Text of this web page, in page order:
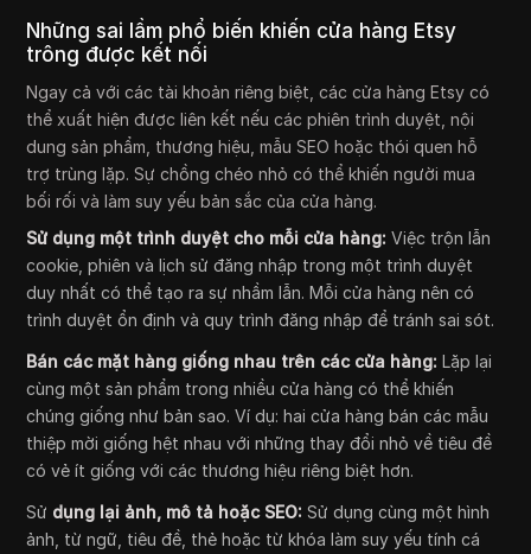
Những sai lầm phổ biến khiến cửa hàng Etsy
trông được kết nối
Ngay cả với các tài khoản riêng biệt, các cửa hàng Etsy có
thể xuất hiện được liên kết nếu các phiên trình duyệt, nội
dung sản phẩm, thương hiệu, mẫu SEO hoặc thói quen hỗ
trợ trùng lặp. Sự chồng chéo nhỏ có thể khiến người mua
bối rối và làm suy yếu bản sắc của cửa hàng.
Sử dụng một trình duyệt cho mỗi cửa hàng: Việc trộn lẫn
cookie, phiên và lịch sử đăng nhập trong một trình duyệt
duy nhất có thể tạo ra sự nhầm lẫn. Mỗi cửa hàng nên có
trình duyệt ổn định và quy trình đăng nhập để tránh sai sót.
Bán các mặt hàng giống nhau trên các cửa hàng: Lặp lại
cùng một sản phẩm trong nhiều cửa hàng có thể khiến
chúng giống như bản sao. Ví dụ: hai cửa hàng bán các mẫu
thiệp mời giống hệt nhau với những thay đổi nhỏ về tiêu đề
có vẻ ít giống với các thương hiệu riêng biệt hơn.
Sử dụng lại ảnh, mô tả hoặc SEO: Sử dụng cùng một hình
ảnh, từ ngữ, tiêu đề, thẻ hoặc từ khóa làm suy yếu tính cá